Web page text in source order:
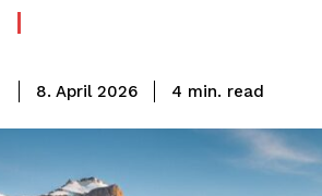
8. April 2026 4 min. read